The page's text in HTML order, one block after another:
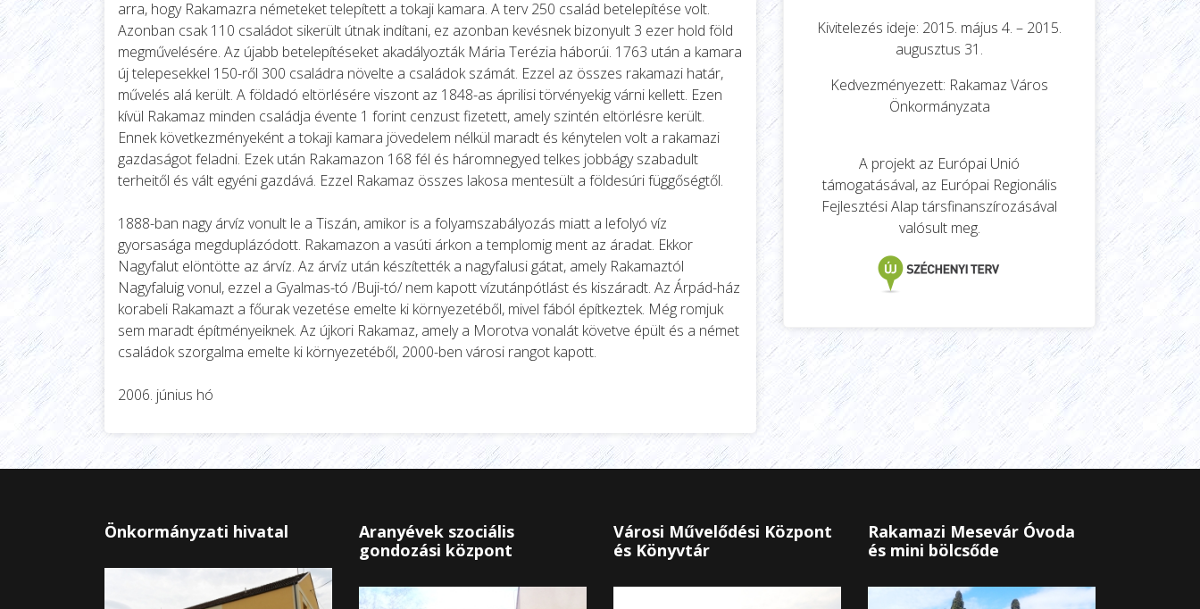
arra, hogy Rakamazra németeket telepített a tokaji kamara. A terv 250 család betelepítése volt.
Azonban csak 110 családot sikerült útnak indítani, ez azonban kevésnek bizonyult 3 ezer hold föld
megművelésére. Az újabb betelepítéseket akadályozták Mária Terézia háborúi. 1763 után a kamara
új telepesekkel 150-ről 300 családra növelte a családok számát. Ezzel az összes rakamazi határ,
művelés alá került. A földadó eltörlésére viszont az 1848-as áprilisi törvényekig várni kellett. Ezen
kívül Rakamaz minden családja évente 1 forint cenzust fizetett, amely szintén eltörlésre került.
Ennek következményeként a tokaji kamara jövedelem nélkül maradt és kénytelen volt a rakamazi
gazdaságot feladni. Ezek után Rakamazon 168 fél és háromnegyed telkes jobbágy szabadult
terheitől és vált egyéni gazdává. Ezzel Rakamaz összes lakosa mentesült a földesúri függőségtől.
1888-ban nagy árvíz vonult le a Tiszán, amikor is a folyamszabályozás miatt a lefolyó víz
gyorsasága megduplázódott. Rakamazon a vasúti árkon a templomig ment az áradat. Ekkor
Nagyfalut elöntötte az árvíz. Az árvíz után készítették a nagyfalusi gátat, amely Rakamaztól
Nagyfaluig vonul, ezzel a Gyalmas-tó /Buji-tó/ nem kapott vízutánpótlást és kiszáradt. Az Árpád-ház
korabeli Rakamazt a főurak vezetése emelte ki környezetéből, mivel fából építkeztek. Még romjuk
sem maradt építményeiknek. Az újkori Rakamaz, amely a Morotva vonalát követve épült és a német
családok szorgalma emelte ki környezetéből, 2000-ben városi rangot kapott.
2006. június hó
Kivitelezés ideje: 2015. május 4. – 2015.
augusztus 31.
Kedvezményezett: Rakamaz Város
Önkormányzata
A projekt az Európai Unió
támogatásával, az Európai Regionális
Fejlesztési Alap társfinanszírozásával
valósult meg.
Önkormányzati hivatal
Aranyévek szociális
gondozási központ
Városi Művelődési Központ
és Könyvtár
Rakamazi Mesevár Óvoda
és mini bölcsőde